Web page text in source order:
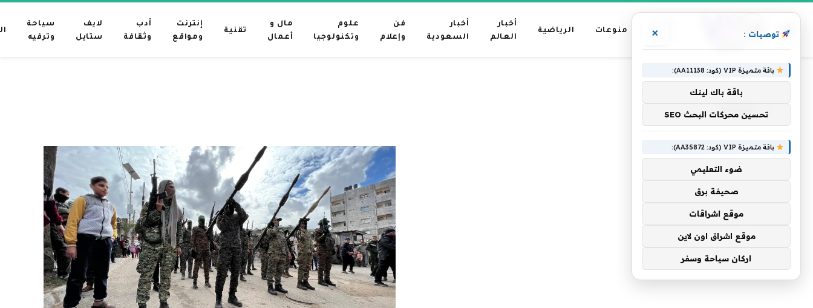
رئيسية
منوعات الرياضية
أخبار
العالم
أخبار
السعودية
فن
وإعلام
علوم
وتكنولوجيا
مال و
أعمال
تقنية
إنترنت
ومواقع
أدب
وثقافة
لايف
ستايل
سياحة
وترفيه
الرئيسية » سلاحها
سلاحها
توصيات : ×
باقة متميزة VIP (كود: AA11138):
باقة باك لينك
تحسين محركات البحث SEO
باقة متميزة VIP (كود: AA35872):
ضوء التعليمي
صحيفة برق
موقع اشراقات
موقع اشراق اون لاين
اركان سياحة وسفر